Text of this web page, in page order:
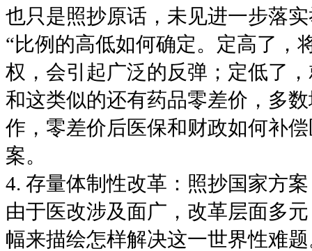
也只是照抄原话，未见进一步落
“比例的高低如何确定。定高了，
权，会引起广泛的反弹；定低了
和这类似的还有药品零差价，多
作，零差价后医保和财政如何补
案。
4. 存量体制性改革：照抄国家方案
由于医改涉及面广，改革层面多
幅来描绘怎样解决这一世界性难